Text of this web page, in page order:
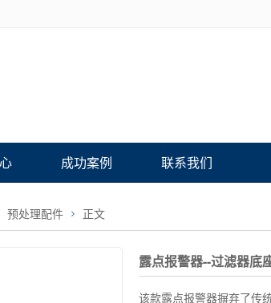
成功案例 联系我们
预处理配件 正文
露点报警器--过滤器底
该款露点报警器摒弃了传